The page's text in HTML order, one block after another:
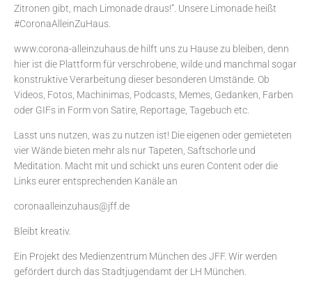
Zitronen gibt, mach Limonade draus!”. Unsere Limonade heißt
#CoronaAlleinZuHaus.
www.corona-alleinzuhaus.de hilft uns zu Hause zu bleiben, denn
hier ist die Plattform für verschrobene, wilde und manchmal sogar
konstruktive Verarbeitung dieser besonderen Umstände. Ob
Videos, Fotos, Machinimas, Podcasts, Memes, Gedanken, Farben
oder GIFs in Form von Satire, Reportage, Tagebuch etc.
Lasst uns nutzen, was zu nutzen ist! Die eigenen oder gemieteten
vier Wände bieten mehr als nur Tapeten, Saftschorle und
Meditation. Macht mit und schickt uns euren Content oder die
Links eurer entsprechenden Kanäle an
coronaalleinzuhaus@jff.de
Bleibt kreativ.
Ein Projekt des Medienzentrum München des JFF. Wir werden
gefördert durch das Stadtjugendamt der LH München.